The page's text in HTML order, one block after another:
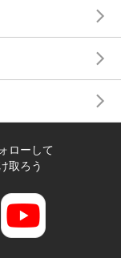
ローして
取ろう